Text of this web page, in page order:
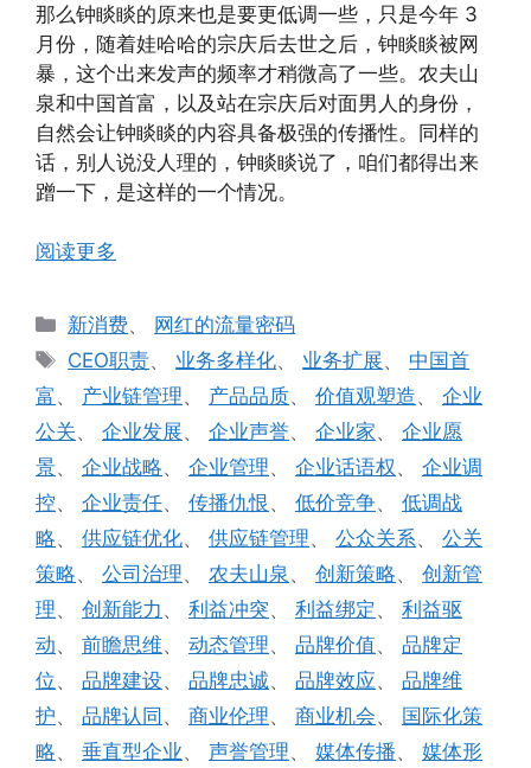
那么钟睒睒的原来也是要更低调一些，只是今年 3
月份，随着娃哈哈的宗庆后去世之后，钟睒睒被网
暴，这个出来发声的频率才稍微高了一些。农夫山
泉和中国首富，以及站在宗庆后对面男人的身份，
自然会让钟睒睒的内容具备极强的传播性。同样的
话，别人说没人理的，钟睒睒说了，咱们都得出来
蹭一下，是这样的一个情况。
阅读更多
分
类
新消费、 网红的流量密码
标
签
CEO职责、 业务多样化、 业务扩展、 中国首
富 、 产业链管理、 产品品质、 价值观塑造、 企业
公关、 企业发展、 企业声誉、 企业家、 企业愿
景、 企业战略、 企业管理、 企业话语权 、 企业调
控、 企业责任、 传播仇恨 、 低价竞争、 低调战
略、 供应链优化、 供应链管理、 公众关系、 公关
策略、 公司治理、 农夫山泉 、 创新策略、 创新管
理、 创新能力 、 利益冲突、 利益绑定 、 利益驱
动、 前瞻思维、 动态管理、 品牌价值、 品牌定
位、 品牌建设、 品牌忠诚、 品牌效应、 品牌维
护、 品牌认同 、 商业伦理、 商业机会、 国际化策
略、 垂直型企业、 声誉管理、 媒体传播、 媒体形